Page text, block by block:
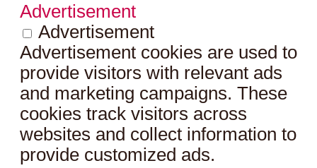
Advertisement
Advertisement
Advertisement cookies are used to
provide visitors with relevant ads
and marketing campaigns. These
cookies track visitors across
websites and collect information to
provide customized ads.